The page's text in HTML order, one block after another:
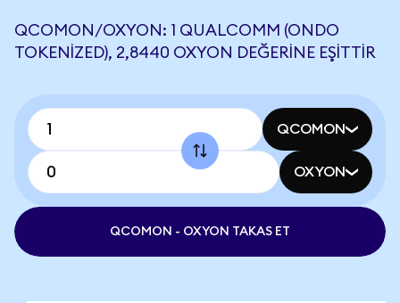
QCOMON/OXYON: 1 QUALCOMM (ONDO
TOKENIZED), 2,8440 OXYON DEĞERINE EŞITTIR
QCOMON
OXYON
QCOMON - OXYON TAKAS ET